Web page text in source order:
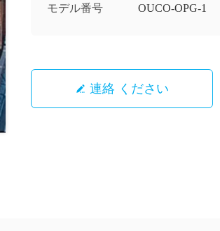
モデル番号 OUCO-OPG-1
連絡 ください